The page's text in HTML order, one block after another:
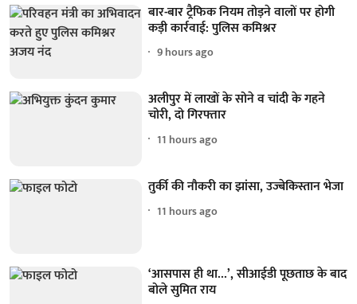
बार-बार ट्रैफिक नियम तोड़ने वालों पर होगी
कड़ी कार्रवाई: पुलिस कमिश्नर
9 hours ago
अलीपुर में लाखों के सोने व चांदी के गहने
चोरी, दो गिरफ्तार
11 hours ago
तुर्की की नौकरी का झांसा, उज्बेकिस्तान भेजा
11 hours ago
‘आसपास ही था...’, सीआईडी पूछताछ के बाद
बोले सुमित राय